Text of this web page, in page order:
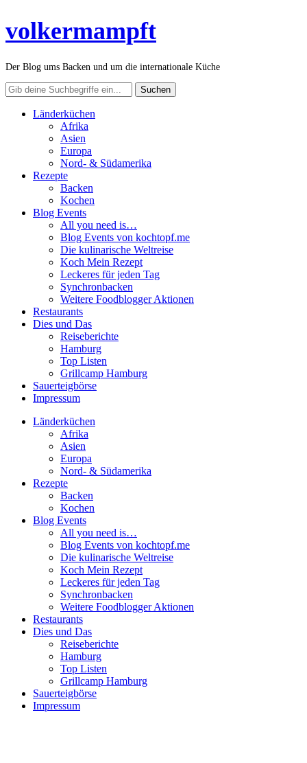
volkermampft
Der Blog ums Backen und um die internationale Küche
Länderküchen
Afrika
Asien
Europa
Nord- & Südamerika
Rezepte
Backen
Kochen
Blog Events
All you need is…
Blog Events von kochtopf.me
Die kulinarische Weltreise
Koch Mein Rezept
Leckeres für jeden Tag
Synchronbacken
Weitere Foodblogger Aktionen
Restaurants
Dies und Das
Reiseberichte
Hamburg
Top Listen
Grillcamp Hamburg
Sauerteigbörse
Impressum
Länderküchen
Afrika
Asien
Europa
Nord- & Südamerika
Rezepte
Backen
Kochen
Blog Events
All you need is…
Blog Events von kochtopf.me
Die kulinarische Weltreise
Koch Mein Rezept
Leckeres für jeden Tag
Synchronbacken
Weitere Foodblogger Aktionen
Restaurants
Dies und Das
Reiseberichte
Hamburg
Top Listen
Grillcamp Hamburg
Sauerteigbörse
Impressum